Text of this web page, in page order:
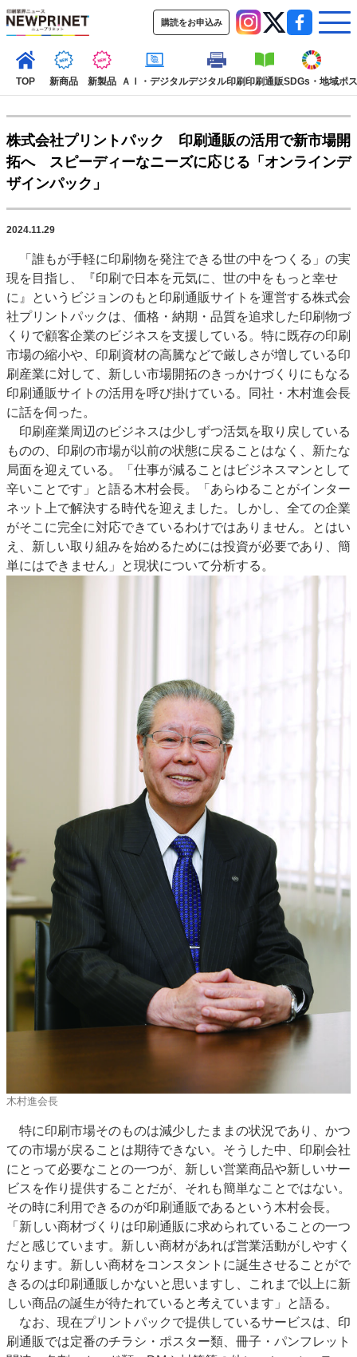
購読をお申込み
TOP 新商品 新製品 ＡＩ・デジタルデジタル印刷印刷通販SDGs・地域ポ
インデックス
TOP
新着記事
インタビュー
カテゴリー一覧
新製品 デジタル印刷
印刷通販
SDGs・地域
ポストプレス ビジネス イベント 信用情報
業界
市場・統計
人事・移転・異動・訃報
特集記事カテゴリー一覧
2022 見える化・MIS特集
特集・デジタル印刷 アイデアで勝負！ ～多様なビジネス・多彩な商材～
JAPAN PACK 2023 特集
中古印刷機・製本機特集
2022 検査・校正特集
特集・デジタル印刷 ～ 新成長軌道を描く
案内
発刊案内
JFPI印刷用語集 印刷機材年鑑
運営
会社案内
購読・購入申し込み
サイトポリシー
お問い合わせ
株式会社プリントパック 印刷通販の活用で新市場開
拓へ スピーディーなニーズに応じる「オンラインデ
ザインパック」
2024.11.29
「誰もが手軽に印刷物を発注できる世の中をつくる」の実
現を目指し、『印刷で日本を元気に、世の中をもっと幸せ
に』というビジョンのもと印刷通販サイトを運営する株式会
社プリントパックは、価格・納期・品質を追求した印刷物づ
くりで顧客企業のビジネスを支援している。特に既存の印刷
市場の縮小や、印刷資材の高騰などで厳しさが増している印
刷産業に対して、新しい市場開拓のきっかけづくりにもなる
印刷通販サイトの活用を呼び掛けている。同社・木村進会長
に話を伺った。
印刷産業周辺のビジネスは少しずつ活気を取り戻している
ものの、印刷の市場が以前の状態に戻ることはなく、新たな
局面を迎えている。「仕事が減ることはビジネスマンとして
辛いことです」と語る木村会長。「あらゆることがインター
ネット上で解決する時代を迎えました。しかし、全ての企業
がそこに完全に対応できているわけではありません。とはい
え、新しい取り組みを始めるためには投資が必要であり、簡
単にはできません」と現状について分析する。
木村進会長
特に印刷市場そのものは減少したままの状況であり、かつ
ての市場が戻ることは期待できない。そうした中、印刷会社
にとって必要なことの一つが、新しい営業商品や新しいサー
ビスを作り提供することだが、それも簡単なことではない。
その時に利用できるのが印刷通販であるという木村会長。
「新しい商材づくりは印刷通販に求められていることの一つ
だと感じています。新しい商材があれば営業活動がしやすく
なります。新しい商材をコンスタントに誕生させることがで
きるのは印刷通販しかないと思いますし、これまで以上に新
しい商品の誕生が待たれていると考えています」と語る。
なお、現在プリントパックで提供しているサービスは、印
刷通販では定番のチラシ・ポスター類、冊子・パンフレット